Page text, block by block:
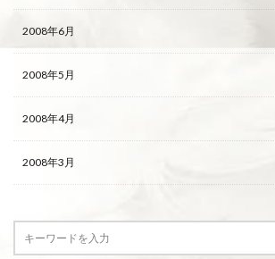
2008年6月
2008年5月
2008年4月
2008年3月